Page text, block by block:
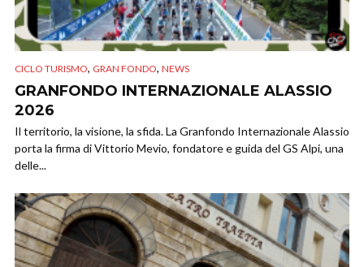
CICLO TURISMO, GRAN FONDO, NEWS
GRANFONDO INTERNAZIONALE ALASSIO
2026
Il territorio, la visione, la sfida. La Granfondo Internazionale Alassio
porta la firma di Vittorio Mevio, fondatore e guida del GS Alpi, una
delle...